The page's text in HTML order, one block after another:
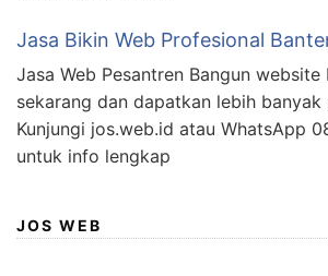
Jasa Bikin Web Profesional
Jasa Web Pesantren Bangun website
sekarang dan dapatkan lebih banyak
Kunjungi jos.web.id atau WhatsApp
untuk info lengkap
JOS WEB